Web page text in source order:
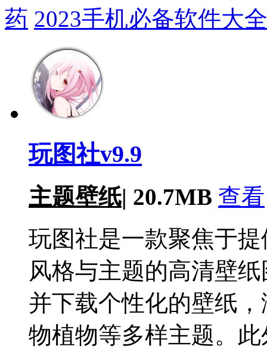
药 2023手机必备软件大全
玩图社v9.9
主题壁纸| 20.7MB 查看
玩图社是一款聚焦于
风格与主题的高清壁
并下载个性化的壁纸
物植物等多样主题。